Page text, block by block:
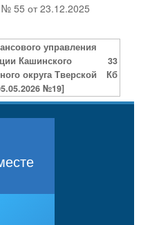
55 от 23.12.2025
управления
Кашинского
округа Тверской
№19]
33
Кб